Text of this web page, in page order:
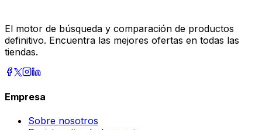
El motor de búsqueda y comparación de productos
definitivo. Encuentra las mejores ofertas en todas las
tiendas.
Empresa
Sobre nosotros